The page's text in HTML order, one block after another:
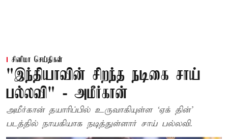
சினிமா செய்திகள்
"இந்தியாவின் சிறந்த நடிகை சாய்
பல்லவி" - அமீர்கான்
அமீர்கான் தயாரிப்பில் உருவாகியுள்ள `ஏக் தின்'
படத்தில் நாயகியாக நடித்துள்ளார் சாய் பல்லவி.